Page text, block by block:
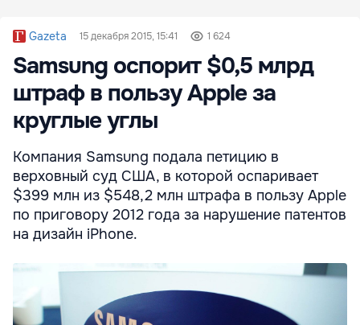
Gazeta 15 декабря 2015, 15:41 1 624
Samsung оспорит $0,5 млрд
штраф в пользу Apple за
круглые углы
Компания Samsung подала петицию в
верховный суд США, в которой оспаривает
$399 млн из $548,2 млн штрафа в пользу Apple
по приговору 2012 года за нарушение патентов
на дизайн iPhone.